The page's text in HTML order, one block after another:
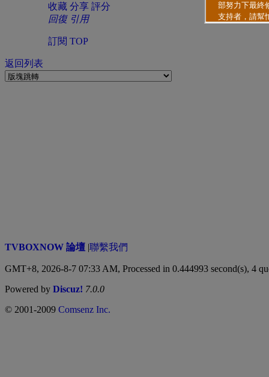
收藏 分享 評分
回復 引用
訂閱 TOP
返回列表
TVBOXNOW 論壇 |聯繫我們
GMT+8, 2026-8-7 07:33 AM, Processed in 0.444993 second(s), 4
Powered by Discuz! 7.0.0
© 2001-2009 Comsenz Inc.